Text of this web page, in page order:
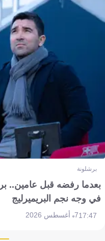
برشلونة
بعدما رفضه قبل عامين..
في وجه نجم البريميرليج
17:477 أغسطس 2026